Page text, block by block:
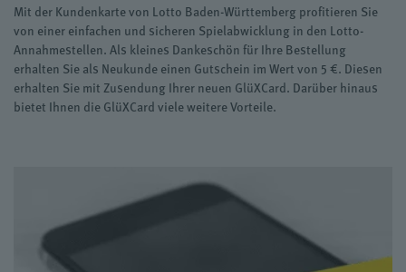
Mit der Kundenkarte von Lotto Baden-Württemberg profitieren Sie
von einer einfachen und sicheren Spielabwicklung in den Lotto-
Annahmestellen. Als kleines Dankeschön für Ihre Bestellung
erhalten Sie als Neukunde einen Gutschein im Wert von 5 €. Diesen
erhalten Sie mit Zusendung Ihrer neuen GlüXCard. Darüber hinaus
bietet Ihnen die GlüXCard viele weitere Vorteile.